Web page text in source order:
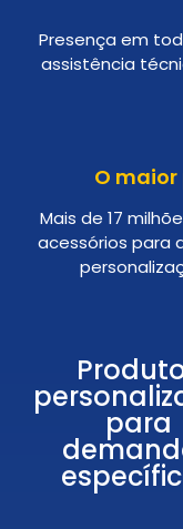
Presença em
assistência
O
Mais de 17
acessórios para
para